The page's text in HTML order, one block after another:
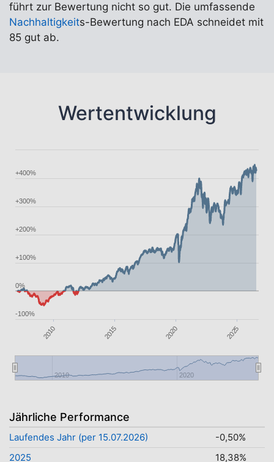
führt zur Bewertung nicht so gut. Die umfassende
Nachhaltigkeits-Bewertung nach EDA schneidet mit
85 gut ab.
Wertentwicklung
2010 2015 2020 2025
2010 2020
-100%
0%
+100%
+200%
+300%
+400%
Jährliche Performance
Laufendes Jahr (per 15.07.2026)
-0,50%
2025
18,38%